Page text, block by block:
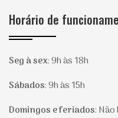
Horário de
Seg à sex:9h às 18h
Sábados:9h às 15h
Domingos e feriados: Não